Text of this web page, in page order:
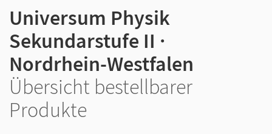
Universum Physik
Sekundarstufe II ·
Nordrhein-Westfalen
Übersicht bestellbarer
Produkte